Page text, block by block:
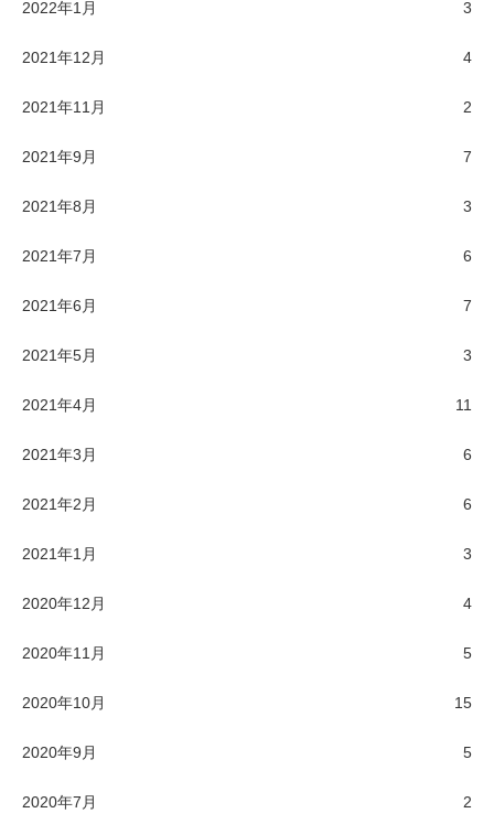
2022年1月 3
2021年12月 4
2021年11月 2
2021年9月 7
2021年8月 3
2021年7月 6
2021年6月 7
2021年5月 3
2021年4月 11
2021年3月 6
2021年2月 6
2021年1月 3
2020年12月 4
2020年11月 5
2020年10月 15
2020年9月 5
2020年7月 2